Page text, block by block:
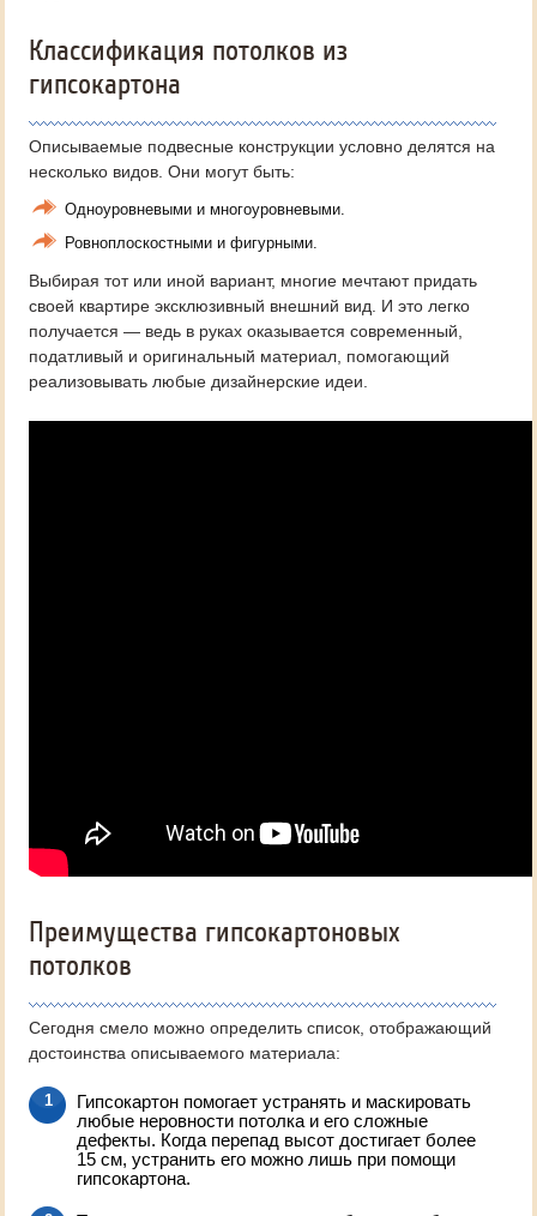
Классификация потолков из
гипсокартона
Описываемые подвесные конструкции условно делятся на
несколько видов. Они могут быть:
Одноуровневыми и многоуровневыми.
Ровноплоскостными и фигурными.
Выбирая тот или иной вариант, многие мечтают придать
своей квартире эксклюзивный внешний вид. И это легко
получается — ведь в руках оказывается современный,
податливый и оригинальный материал, помогающий
реализовывать любые дизайнерские идеи.
Преимущества гипсокартоновых
потолков
Сегодня смело можно определить список, отображающий
достоинства описываемого материала:
Гипсокартон помогает устранять и маскировать
любые неровности потолка и его сложные
дефекты. Когда перепад высот достигает более
15 см, устранить его можно лишь при помощи
гипсокартона.